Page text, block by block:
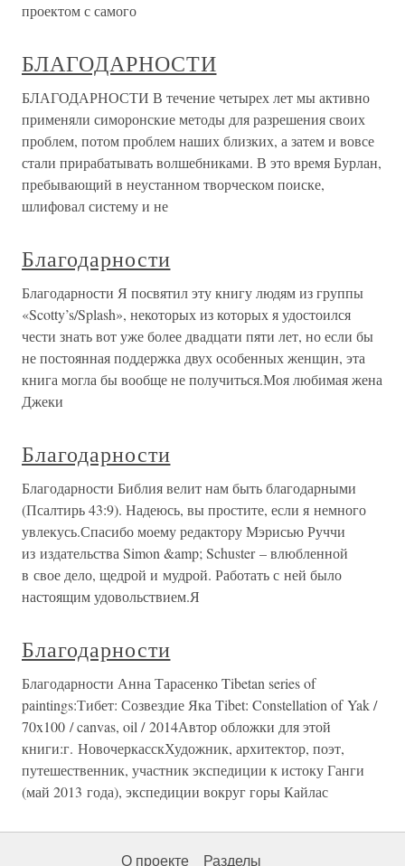
проектом с самого
БЛАГОДАРНОСТИ
БЛАГОДАРНОСТИ В течение четырех лет мы активно
применяли симоронские методы для разрешения своих
проблем, потом проблем наших близких, а затем и вовсе
стали прирабатывать волшебниками. В это время Бурлан,
пребывающий в неустанном творческом поиске,
шлифовал систему и не
Благодарности
Благодарности Я посвятил эту книгу людям из группы
«Scotty’s/Splash», некоторых из которых я удостоился
чести знать вот уже более двадцати пяти лет, но если бы
не постоянная поддержка двух особенных женщин, эта
книга могла бы вообще не получиться.Моя любимая жена
Джеки
Благодарности
Благодарности Библия велит нам быть благодарными
(Псалтирь 43:9). Надеюсь, вы простите, если я немного
увлекусь.Спасибо моему редактору Мэрисью Руччи
из издательства Simon &amp; Schuster – влюбленной
в свое дело, щедрой и мудрой. Работать с ней было
настоящим удовольствием.Я
Благодарности
Благодарности Анна Тарасенко Tibetan series of
paintings:Тибет: Созвездие Яка Tibet: Constellation of Yak /
70x100 / canvas, oil / 2014Автор обложки для этой
книги:г. НовочеркасскХудожник, архитектор, поэт,
путешественник, участник экспедиции к истоку Ганги
(май 2013 года), экспедиции вокруг горы Кайлас
О проекте Разделы